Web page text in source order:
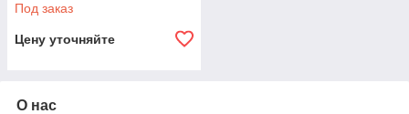
Под заказ
Цену уточняйте
О нас